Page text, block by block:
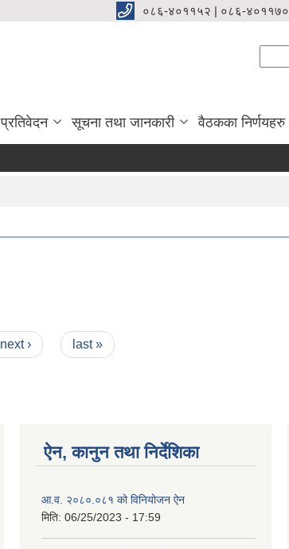
०८६-४०११५२ | ०८६-४०११७०
प्रतिवेदन सूचना तथा जानकारी वैठकका निर्णयहरु
next › last »
ऐन, कानुन तथा निर्देशिका
आ.व. २०८०.०८१ को विनियोजन ऐन
मिति: 06/25/2023 - 17:59